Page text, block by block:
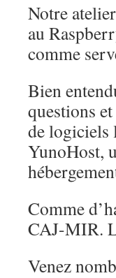
Notre
au
comme
Bien
questions
de logiciels
YunoHost,
Comme
CAJ-MIR.
Venez